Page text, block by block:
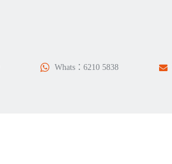
Whats： 6210 5838